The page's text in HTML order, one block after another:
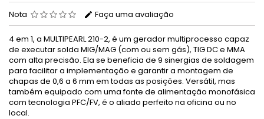
Nota Faça uma avaliação
4 em 1, a MULTIPEARL 210-2, é um gerador multiprocesso capaz
de executar solda MIG/MAG (com ou sem gás), TIG DC e MMA
com alta precisão. Ela se beneficia de 9 sinergias de soldagem
para facilitar a implementação e garantir a montagem de
chapas de 0,6 a 6 mm em todas as posições. Versátil, mas
também equipado com uma fonte de alimentação monofásica
com tecnologia PFC/FV, é o aliado perfeito na oficina ou no
local.